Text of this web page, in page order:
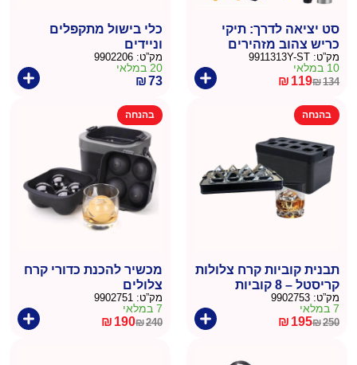
סט יציאה לדרך: תיקי
כריש צהוב מזהירים
ובקבוק מים להורה וילד
מק”ט: 9911313Y-ST
10 במלאי
₪134
המחיר
המקורי
היה:
₪134.
₪ 119
המחיר
הנוכחי
הוא:
₪119.
כלי בישול מתקפלים
וניידים
מק”ט: 9902206
20 במלאי
₪73
בהנחה
תבנית קוביות קרח צלולות
קריסטל – 8 קוביות
מק”ט: 9902753
7 במלאי
₪250
המחיר
₪ 195
המחיר
בהנחה
מכשיר להכנת כדורי קרח
צלולים
מק”ט: 9902751
7 במלאי
₪240
המחיר
₪ 190
המחיר